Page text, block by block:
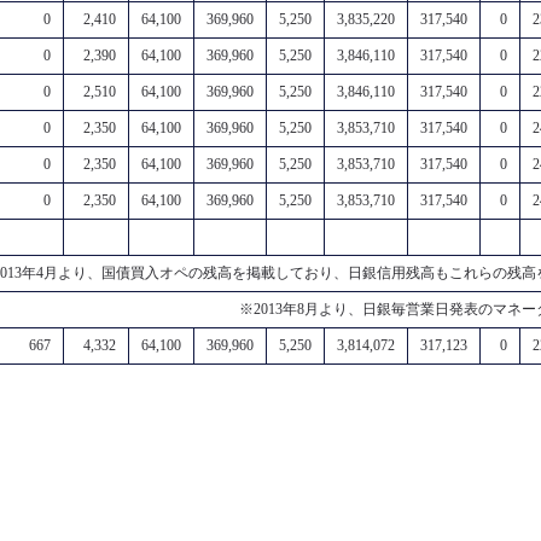
0 2,410 64,100 369,960 5,250 3,835,220 317,540 0
0 2,390 64,100 369,960 5,250 3,846,110 317,540 0
0 2,510 64,100 369,960 5,250 3,846,110 317,540 0
0 2,350 64,100 369,960 5,250 3,853,710 317,540 0
0 2,350 64,100 369,960 5,250 3,853,710 317,540 0
0 2,350 64,100 369,960 5,250 3,853,710 317,540 0
年4月より、国債買入オペの残高を掲載しており、日銀信用残高もこれらの残
※2013年8月より、日銀毎営業日発表のマネ
667 4,332 64,100 369,960 5,250 3,814,072 317,123 0